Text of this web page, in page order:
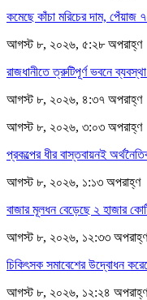
কমেছে কাঁচা মরিচের দাম, পেঁয়াজ
আগস্ট ৮, ২০২৬, ৫:২৮ অপরাহ্ণ
রাজধানীতে ত্রুটিপূর্ণ ভবনে
আগস্ট ৮, ২০২৬, ৪:৩৭ অপরাহ্ণ
আগস্ট ৮, ২০২৬, ৩:০৩ অপরাহ্ণ
প্রকল্পের ধীর বাস্তবায়নই
আগস্ট ৮, ২০২৬, ১:১৩ অপরাহ্ণ
বাজার মূলধন বেড়েছে ২ হাজার
আগস্ট ৮, ২০২৬, ১২:৩৩ অপরাহ্ণ
চিকিৎসক সমাবেশের উদ্বোধন
আগস্ট ৮, ২০২৬, ১২:২৪ অপরাহ্ণ